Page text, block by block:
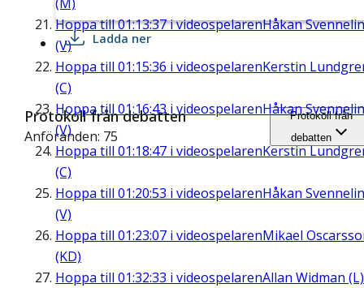
Hoppa till01:13:37i videospelarenHåkan
(V)
Hoppa till 01:15:36 i videospelarenKerstin
(C)
Hoppa till 01:16:43 i videospelarenHåkan
(V)
Hoppa till 01:18:47 i videospelarenKerstin
(C)
Hoppa till 01:20:53 i videospelarenHåkan
(V)
Hoppa till 01:23:07 i videospelarenMikael
(KD)
Hoppa till 01:32:33 i videospelarenAllan Widman (L)
Ladda ner
Protokoll från debatten
Anföranden: 75
Protokoll från
debatten